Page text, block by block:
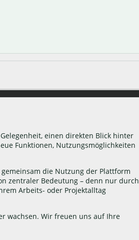
einen direkten Blick hinter
Funktionen, Nutzungsmöglichkeiten
die Nutzung der Plattform
zentraler Bedeutung – denn nur durch
Arbeits- oder Projektalltag
wachsen. Wir freuen uns auf Ihre